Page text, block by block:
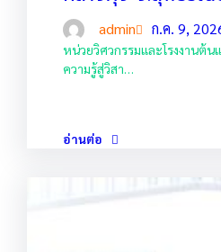
admin ก.ค. 9,
หน่วยวิศวกรรมและโรงงานต้
ความรู้สู่วิสา…
อ่านต่อ